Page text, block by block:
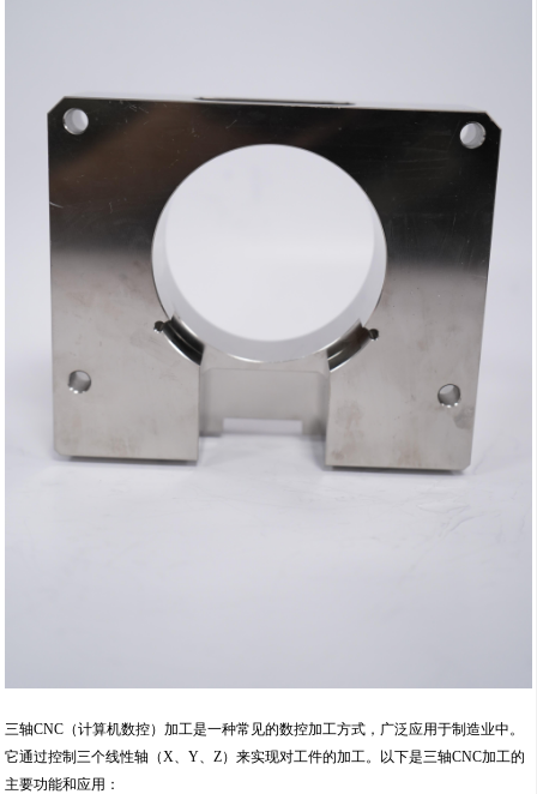
三轴CNC（计算机数控）加工是一种常见的数控加工方式，广泛应用于制造业中。
它通过控制三个线性轴（X、Y、Z）来实现对工件的加工。以下是三轴CNC加工的
主要功能和应用：